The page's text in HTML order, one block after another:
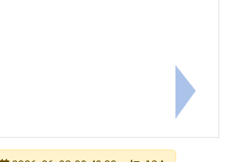
兒少好聲音─兒童權利公約宣導暨兒少代
下一筆：